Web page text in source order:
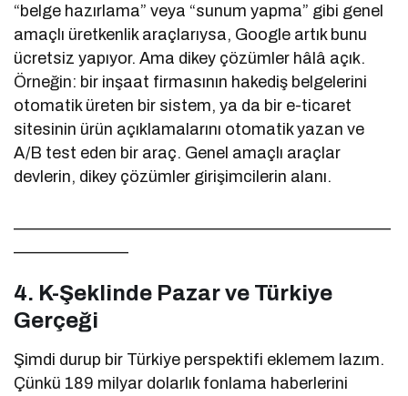
“belge hazırlama” veya “sunum yapma” gibi genel
amaçlı üretkenlik araçlarıysa, Google artık bunu
ücretsiz yapıyor. Ama dikey çözümler hâlâ açık.
Örneğin: bir inşaat firmasının hakediş belgelerini
otomatik üreten bir sistem, ya da bir e-ticaret
sitesinin ürün açıklamalarını otomatik yazan ve
A/B test eden bir araç. Genel amaçlı araçlar
devlerin, dikey çözümler girişimcilerin alanı.
4. K-Şeklinde Pazar ve Türkiye
Gerçeği
Şimdi durup bir Türkiye perspektifi eklemem lazım.
Çünkü 189 milyar dolarlık fonlama haberlerini